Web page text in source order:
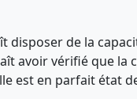
de la
avoir vérifié que
est en parfait état